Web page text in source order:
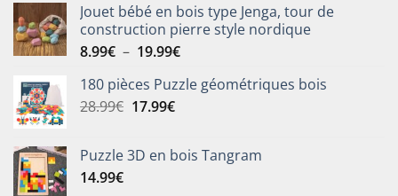
Jouet bébé en bois type Jenga, tour de
construction pierre style nordique
8.99€ – 19.99€Plage
prix :
180 pièces Puzzle géométriques bois
28.99€ Le
était :
17.99€Le
est :
Puzzle 3D en bois Tangram
14.99€